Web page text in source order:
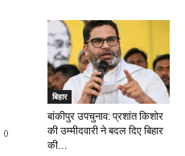
0
बिहार
बांकीपुर उपचुनाव: प्रशांत किशोर
की उम्मीदवारी ने बदल दिए बिहार
की...